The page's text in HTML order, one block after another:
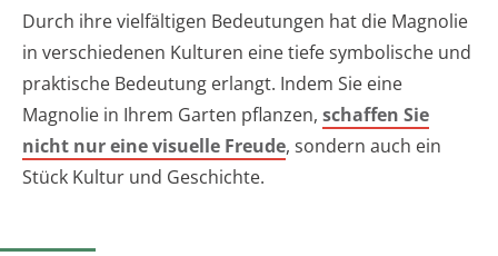
Durch ihre vielfältigen Bedeutungen hat die Magnolie
in verschiedenen Kulturen eine tiefe symbolische und
praktische Bedeutung erlangt. Indem Sie eine
Magnolie in Ihrem Garten pflanzen, schaffen Sie
nicht nur eine visuelle Freude, sondern auch ein
Stück Kultur und Geschichte.